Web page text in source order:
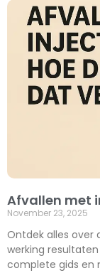
Afvallen met
November 23, 2025
Ontdek alles over
werking
complete gids en